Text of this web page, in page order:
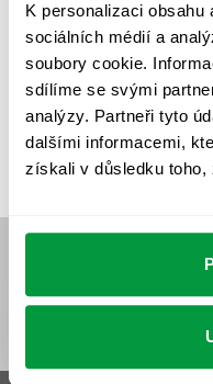
K personalizaci
sociálních médií a
soubory cookie.
sdílíme se svými
analýzy. Partneři tyto
dalšími informacemi,
získali v důsledku toho,
VÝPOČET OSVĚTLENÍ
VÝPOČTY A NÁVRHY
ZKOUŠKY NOUZOVÉHO